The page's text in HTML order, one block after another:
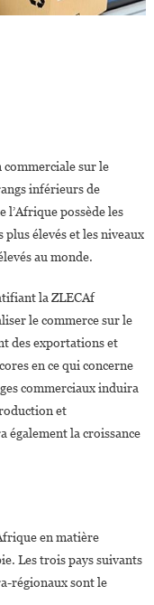
commerciale sur le
inférieurs de
l’Afrique possède les
élevés et les niveaux
au monde.
la ZLECAf
le commerce sur le
des exportations et
en ce qui concerne
commerciaux induira
et
également la croissance
en matière
Les trois pays suivants
régionaux sont le